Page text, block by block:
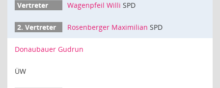
Wagenpfeil Willi SPD
Rosenberger Maximilian SPD
Donaubauer Gudrun
ÜW